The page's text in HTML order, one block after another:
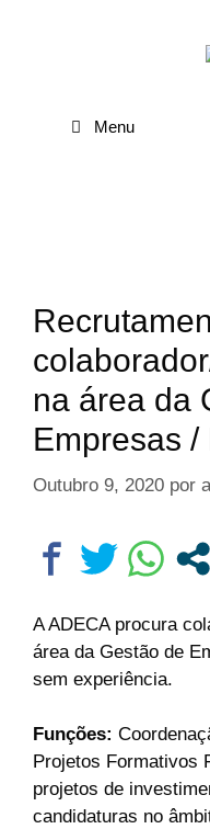
Menu
na área da
Empresas
Outubro 9, 2020 por
A ADECA procura
área da Gestão de
sem experiência.
Funções:
Projetos Formativos
projetos de
candidaturas no